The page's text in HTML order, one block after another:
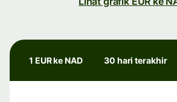
1 EUR ke NAD 30 hari terakhir